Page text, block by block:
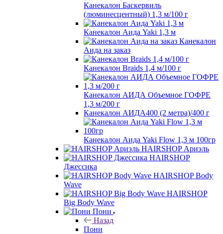
Канекалон Баскервиль
(люминесцентный) 1,3 м/100 г
Канекалон Аида Yaki 1,3 м
Канекалон
Аида на заказ
Канекалон Braids 1,4 м/100 г
Канекалон АИДА Объемное ГОФРЕ
1,3 м/200 г
Канекалон АИДА400 (2 метра)/400 г
Канекалон Аида Yaki Flow 1,3 м 100гр
HAIRSHOP Ариэль
HAIRSHOP
Джессика
HAIRSHOP Body
Wave
HAIRSHOP
Big Body Wave
Пони
Назад
Пони